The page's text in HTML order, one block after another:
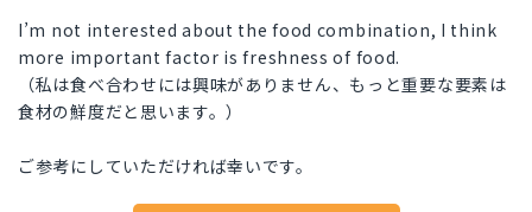
I’m not interested about the food combination, I think
more important factor is freshness of food.
（私は食べ合わせには興味がありません、もっと重要な要素は
食材の鮮度だと思います。）
ご参考にしていただければ幸いです。